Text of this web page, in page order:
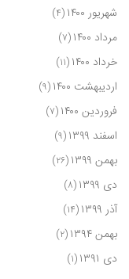
شهریور ۱۴۰۰ (۴)
مرداد ۱۴۰۰ (۷)
خرداد ۱۴۰۰ (۱۱)
اردیبهشت ۱۴۰۰ (۹)
فروردین ۱۴۰۰ (۷)
اسفند ۱۳۹۹ (۹)
بهمن ۱۳۹۹ (۲۶)
دی ۱۳۹۹ (۸)
آذر ۱۳۹۹ (۱۴)
بهمن ۱۳۹۴ (۲)
دی ۱۳۹۱ (۱)